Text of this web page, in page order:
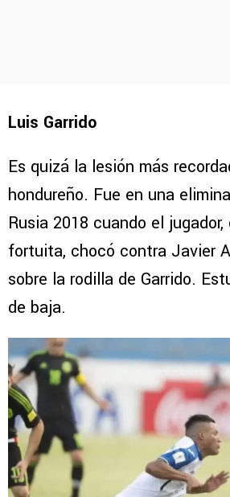
Luis Garrido
Es quizá la lesión más
hondureño. Fue en una
Rusia 2018 cuando el
fortuita, chocó contra Javier
sobre la rodilla de Garrido.
de baja.